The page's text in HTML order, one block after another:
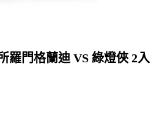
羅門格蘭迪 VS 綠燈俠 2入